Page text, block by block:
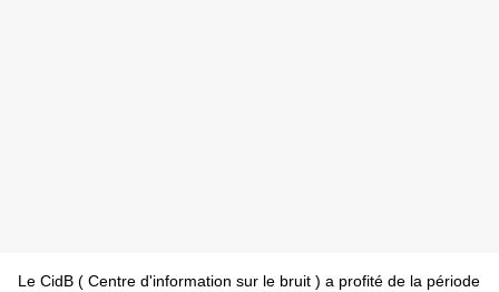
Le CidB ( Centre d'information sur le bruit ) a profité de la période